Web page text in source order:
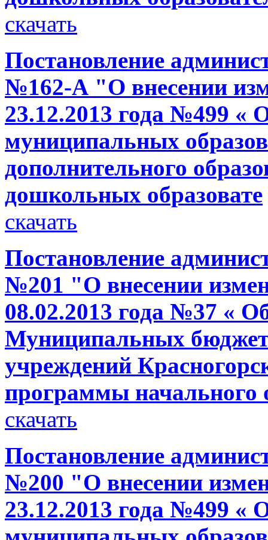
скачать
Постановление
№162-А "О внесении
23.12.2013 года №499 «
муниципальных
дополнительного
дошкольных образовате
скачать
Постановление
№201 "О внесении
08.02.2013 года №37 «
Муниципальных
учреждений
программы начального
скачать
Постановление
№200 "О внесении
23.12.2013 года №499 «